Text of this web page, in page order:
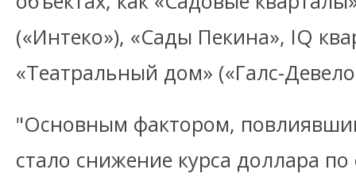
(«Интеко»), «Сады Пекина», IQ
«Театральный дом» («Галс-
"Основным фактором,
стало снижение курса доллара